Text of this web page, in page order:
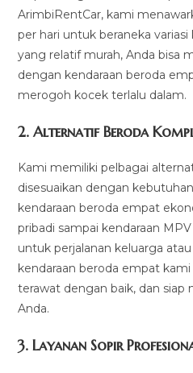
ArimbiRentCar, kami
per hari untuk beraneka
yang relatif murah, Anda bisa
dengan kendaraan beroda
merogoh kocek terlalu dalam.
2. Alternatif Beroda
Kami memiliki pelbagai
disesuaikan dengan
kendaraan beroda empat
pribadi sampai kendaraan
untuk perjalanan keluarga
kendaraan beroda empat
terawat dengan baik, dan siap
Anda.
3.Layanan Sopir